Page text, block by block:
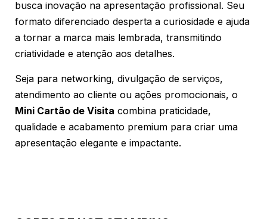
busca inovação na apresentação profissional. Seu
formato diferenciado desperta a curiosidade e ajuda
a tornar a marca mais lembrada, transmitindo
criatividade e atenção aos detalhes.
Seja para networking, divulgação de serviços,
atendimento ao cliente ou ações promocionais, o
Mini Cartão de Visita combina praticidade,
qualidade e acabamento premium para criar uma
apresentação elegante e impactante.